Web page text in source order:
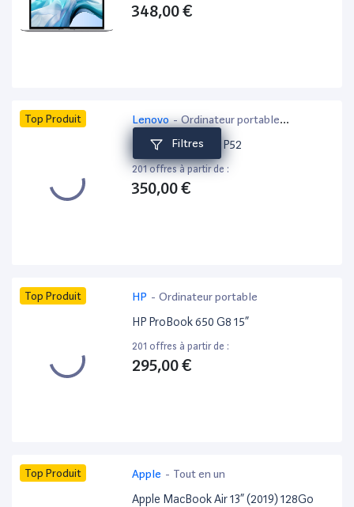
Filtres
348,00 €
Top Produit Lenovo- Ordinateur portable
bureautique
Lenovo ThinkPad P52
201 offres à partir de :
350,00 €
Top Produit HP - Ordinateur portable
HP ProBook 650 G8 15”
201 offres à partir de :
295,00 €
Top Produit Apple - Tout en un
Apple MacBook Air 13” (2019) 128Go